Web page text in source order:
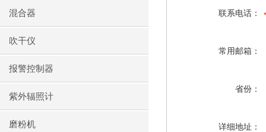
混合器
吹干仪
报警控制器
紫外辐照计
磨粉机
联系电话：
常用邮箱：
省份：
详细地址：